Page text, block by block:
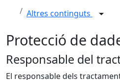
Altres continguts
Protecció de
Responsable del
El responsable dels